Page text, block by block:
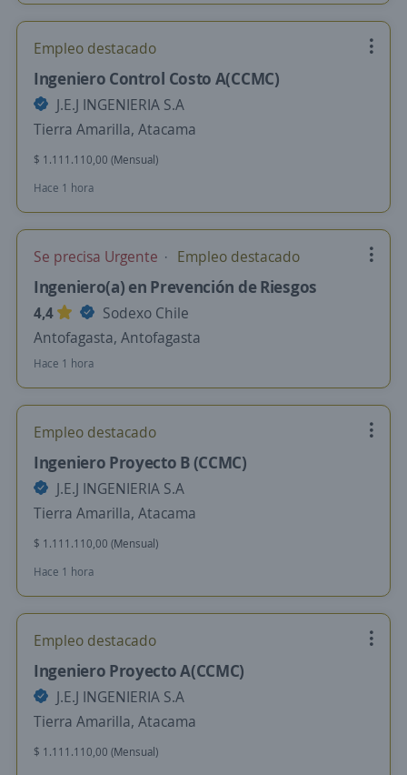
Empleo destacado
Ingeniero Control Costo A(CCMC)
J.E.J INGENIERIA S.A
Tierra Amarilla, Atacama
$ 1.111.110,00 (Mensual)
Hace 1 hora
Se precisa Urgente Empleo destacado
Ingeniero(a) en Prevención de Riesgos
4,4
Sodexo Chile
Antofagasta, Antofagasta
Hace 1 hora
Empleo destacado
Ingeniero Proyecto B (CCMC)
J.E.J INGENIERIA S.A
Tierra Amarilla, Atacama
$ 1.111.110,00 (Mensual)
Hace 1 hora
Empleo destacado
Ingeniero Proyecto A(CCMC)
J.E.J INGENIERIA S.A
Tierra Amarilla, Atacama
$ 1.111.110,00 (Mensual)